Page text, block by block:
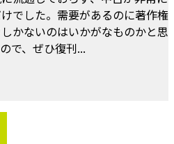
でした。需要があるのに著作権
かないのはいかがなものかと思
で、ぜひ復刊...